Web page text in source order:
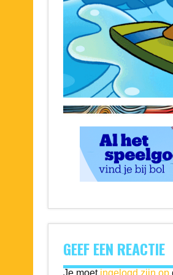
GEEF EEN REACTIE
Je moet ingelogd zijn op